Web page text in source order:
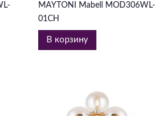
MAYTONI Mabell MOD306WL-
01CH
В корзину